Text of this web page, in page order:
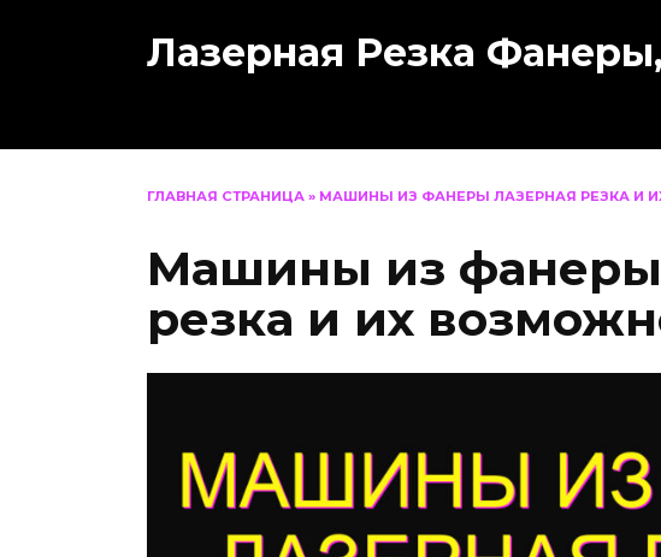
Лазерная Резка
ГЛАВНАЯ СТРАНИЦА » МАШИНЫ ИЗ ФАНЕРЫ ЛАЗЕРНАЯ РЕЗКА И
Машины из фанеры
резка и их